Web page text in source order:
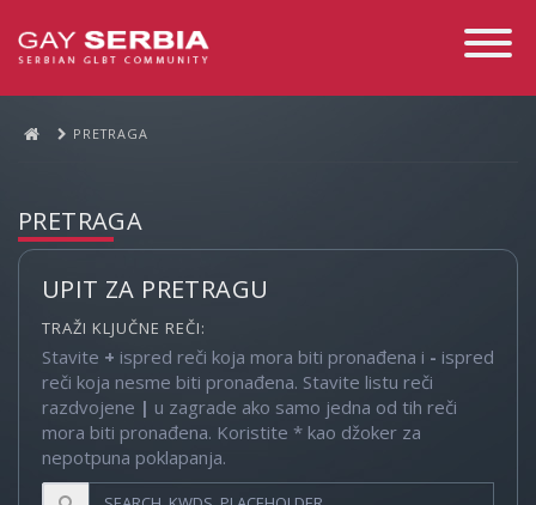
Toggle
PRETRAGA
PRETRAGA
UPIT ZA PRETRAGU
TRAŽI KLJUČNE REČI:
Stavite + ispred reči koja mora biti pronađena i - ispred
reči koja nesme biti pronađena. Stavite listu reči
razdvojene | u zagrade ako samo jedna od tih reči
mora biti pronađena. Koristite * kao džoker za
nepotpuna poklapanja.